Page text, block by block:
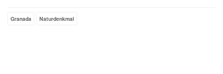
Granada Naturdenkmal